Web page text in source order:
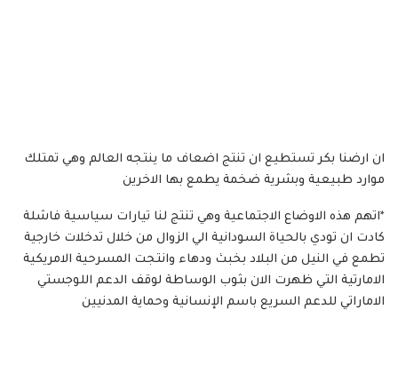
ان ارضنا بكر تستطيع ان تنتج اضعاف ما ينتجه العالم وهي تمتلك
موارد طبيعية وبشرية ضخمة يطمع بها الاخرين
*اتهم هذه الاوضاع الاجتماعية وهي تنتج لنا تيارات سياسية فاشلة
كادت ان تودي بالحياة السودانية الي الزوال من خلال تدخلات خارجية
تطمع في النيل من البلاد بخبث ودهاء وانتجت المسرحية الامريكية
الامارتية التي ظهرت الان بثوب الوساطة لوقف الدعم اللوجستي
الاماراتي للدعم السريع باسم الإنسانية وحماية المدنيين